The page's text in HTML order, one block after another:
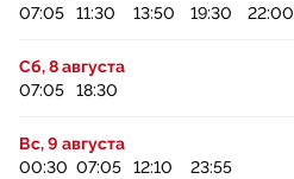
07:05
11:30 13:50 19:30 22:00
Сб, 8 августа
07:05
18:30
Вс, 9 августа
00:30 07:05 12:10 23:55